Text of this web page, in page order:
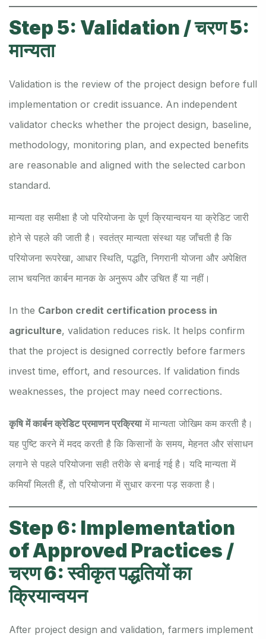
Step 5: Validation / चरण 5:
मान्यता
Validation is the review of the project design before full
implementation or credit issuance. An independent
validator checks whether the project design, baseline,
methodology, monitoring plan, and expected benefits
are reasonable and aligned with the selected carbon
standard.
मान्यता वह समीक्षा है जो परियोजना के पूर्ण क्रियान्वयन या क्रेडिट जारी
होने से पहले की जाती है। स्वतंत्र मान्यता संस्था यह जाँचती है कि
परियोजना रूपरेखा, आधार स्थिति, पद्धति, निगरानी योजना और अपेक्षित
लाभ चयनित कार्बन मानक के अनुरूप और उचित हैं या नहीं।
In the Carbon credit certification process in
agriculture, validation reduces risk. It helps confirm
that the project is designed correctly before farmers
invest time, effort, and resources. If validation finds
weaknesses, the project may need corrections.
कृषि में कार्बन क्रेडिट प्रमाणन प्रक्रियामें मान्यता जोखिम कम करती है।
यह पुष्टि करने में मदद करती है कि किसानों के समय, मेहनत और संसाधन
लगाने से पहले परियोजना सही तरीके से बनाई गई है। यदि मान्यता में
कमियाँ मिलती हैं, तो परियोजना में सुधार करना पड़ सकता है।
Step 6: Implementation
of Approved Practices /
चरण 6: स्वीकृत पद्धतियों का
क्रियान्वयन
After project design and validation, farmers implement